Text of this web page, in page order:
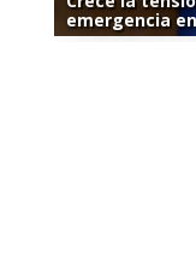
emergencia